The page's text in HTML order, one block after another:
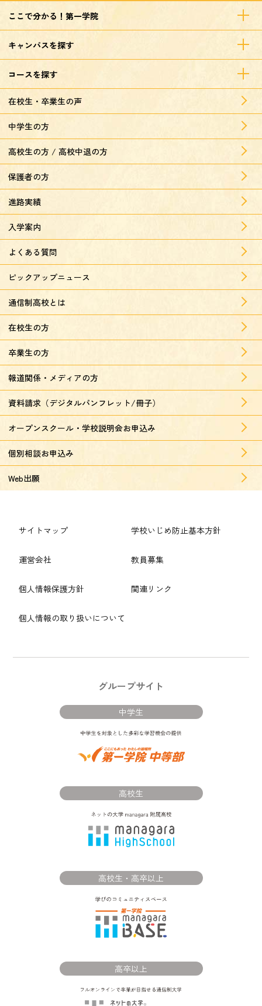
ここで分かる！第一学院
キャンパスを探す
コースを探す
在校生・卒業生の声
中学生の方
高校生の方 / 高校中退の方
保護者の方
進路実績
入学案内
よくある質問
ピックアップニュース
通信制高校とは
在校生の方
卒業生の方
報道関係・メディアの方
資料請求（デジタルパンフレット/冊子）
オープンスクール・学校説明会お申込み
個別相談お申込み
Web出願
サイトマップ
運営会社
個人情報保護方針
個人情報の取り扱いについて
学校いじめ防止基本方針
教員募集
関連リンク
グループサイト
中学生
高校生
高校生・高卒以上
高卒以上